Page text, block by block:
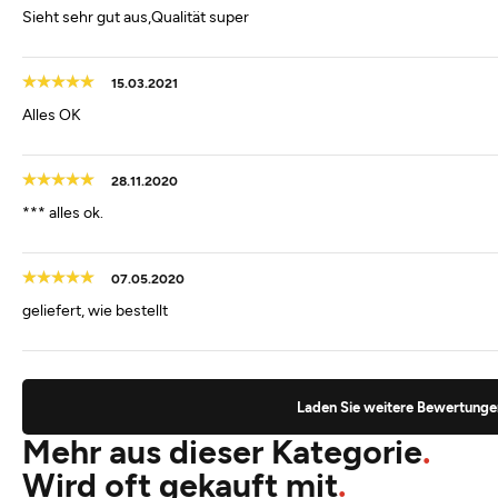
Sieht sehr gut aus,Qualität super
15.03.2021
Alles OK
28.11.2020
*** alles ok.
07.05.2020
geliefert, wie bestellt
Laden Sie weitere
Mehr aus dieser Kategorie
Wird oft gekauft mit